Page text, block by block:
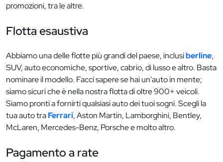
promozioni, tra le altre.
Flotta esaustiva
Abbiamo una delle flotte più grandi del paese, inclusiberline,
SUV, auto economiche, sportive, cabrio, di lusso e altro. Basta
nominare il modello. Facci sapere se hai un'auto in mente;
siamo sicuri che è nella nostra flotta di oltre 900+ veicoli.
Siamo pronti a fornirti qualsiasi auto dei tuoi sogni. Scegli la
tua auto traFerrari, Aston Martin, Lamborghini, Bentley,
McLaren, Mercedes-Benz, Porsche e molto altro.
Pagamento a rate